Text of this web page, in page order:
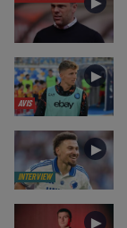
AVIS
►
INTERVIEW
►
►